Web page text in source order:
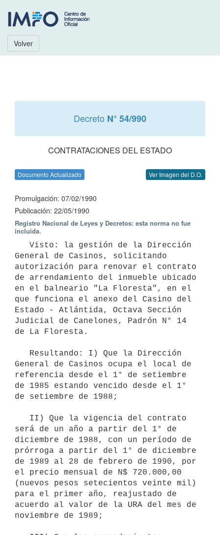
Volver
Decreto N° 54/990
CONTRATACIONES DEL ESTADO
Documento Actualizado Ver Imagen del D.O.
Promulgación: 07/02/1990
Publicación: 22/05/1990
Registro Nacional de Leyes y Decretos: esta norma no fue
incluida.
General de Casinos, solicitando
autorización para renovar el contrato
de arrendamiento del inmueble ubicado
en el balneario "La Floresta", en el
que funciona el anexo del Casino del
Estado - Atlántida, Octava Sección
Judicial de Canelones, Padrón N° 14
de La Floresta.
General de Casinos ocupa el local de
referencia desde el 1° de setiembre
de 1985 estando vencido desde el 1°
de setiembre de 1988;
será de un año a partir del 1° de
diciembre de 1988, con un período de
prórroga a partir del 1° de diciembre
de 1989 al 28 de febrero de 1990, por
el precio mensual de N$ 720.000,00
(nuevos pesos setecientos veinte mil)
para el primer año, reajustado de
acuerdo al valor de la URA del mes de
noviembre de 1989;